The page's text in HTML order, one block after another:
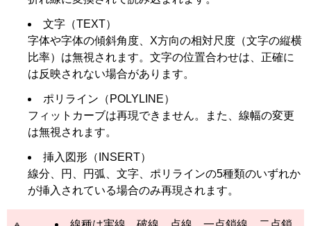
文字（TEXT）
字体や字体の傾斜角度、X方向の相対尺度（文字の縦横
比率）は無視されます。文字の位置合わせは、正確に
は反映されない場合があります。
ポリライン（POLYLINE）
フィットカーブは再現できません。また、線幅の変更
は無視されます。
挿入図形（INSERT）
線分、円、円弧、文字、ポリラインの5種類のいずれか
が挿入されている場合のみ再現されます。